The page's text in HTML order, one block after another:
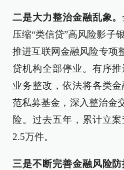
二是大力整治金融乱象。
压缩“类信贷”高风险影子
推进互联网金融风险专项
贷机构全部停业。有序
业务整改，依法将各类
范私募基金，深入整治金
险。过去五年，累计立
2.5万件。
三是不断完善金融风险